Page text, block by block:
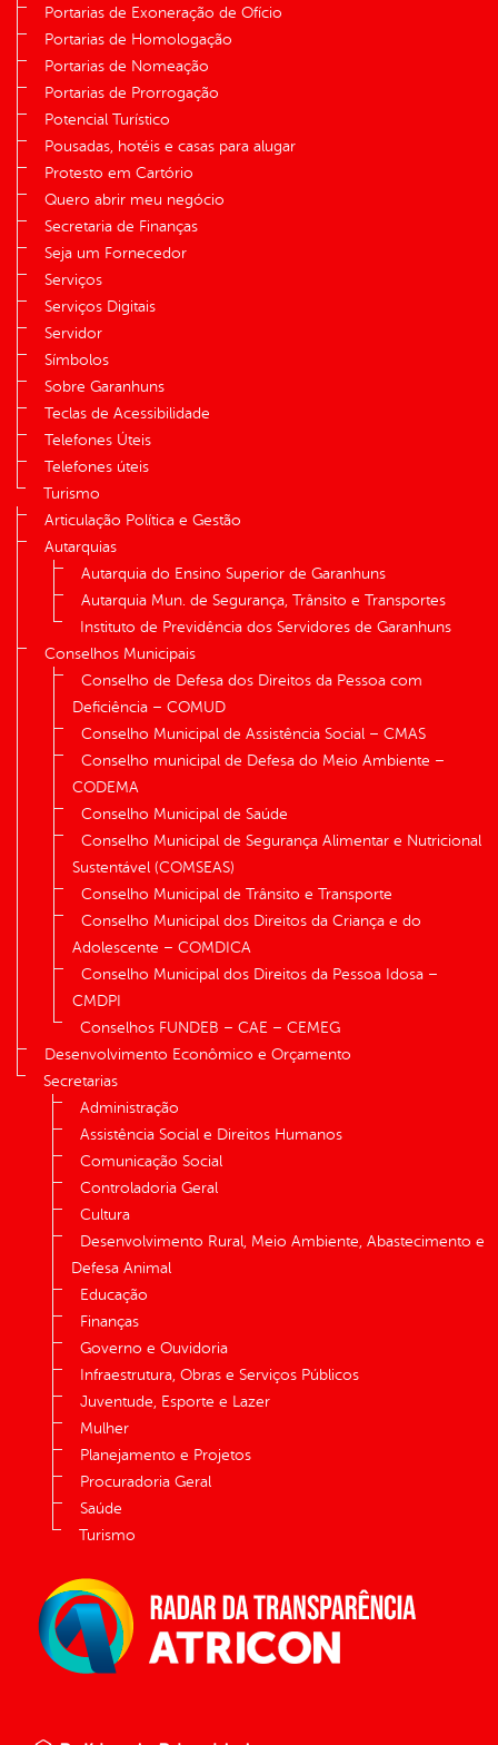
Portarias de Exoneração de Ofício
Portarias de Homologação
Portarias de Nomeação
Portarias de Prorrogação
Potencial Turístico
Pousadas, hotéis e casas para alugar
Protesto em Cartório
Quero abrir meu negócio
Secretaria de Finanças
Seja um Fornecedor
Serviços
Serviços Digitais
Servidor
Símbolos
Sobre Garanhuns
Teclas de Acessibilidade
Telefones Úteis
Telefones úteis
Turismo
Articulação Política e Gestão
Autarquias
Autarquia do Ensino Superior de Garanhuns
Autarquia Mun. de Segurança, Trânsito e Transportes
Instituto de Previdência dos Servidores de Garanhuns
Conselhos Municipais
Conselho de Defesa dos Direitos da Pessoa com
Deficiência – COMUD
Conselho Municipal de Assistência Social – CMAS
Conselho municipal de Defesa do Meio Ambiente –
CODEMA
Conselho Municipal de Saúde
Conselho Municipal de Segurança Alimentar e Nutricional
Sustentável (COMSEAS)
Conselho Municipal de Trânsito e Transporte
Conselho Municipal dos Direitos da Criança e do
Adolescente – COMDICA
Conselho Municipal dos Direitos da Pessoa Idosa –
CMDPI
Conselhos FUNDEB – CAE – CEMEG
Desenvolvimento Econômico e Orçamento
Secretarias
Administração
Assistência Social e Direitos Humanos
Comunicação Social
Controladoria Geral
Cultura
Desenvolvimento Rural, Meio Ambiente, Abastecimento e
Defesa Animal
Educação
Finanças
Governo e Ouvidoria
Infraestrutura, Obras e Serviços Públicos
Juventude, Esporte e Lazer
Mulher
Planejamento e Projetos
Procuradoria Geral
Saúde
Turismo